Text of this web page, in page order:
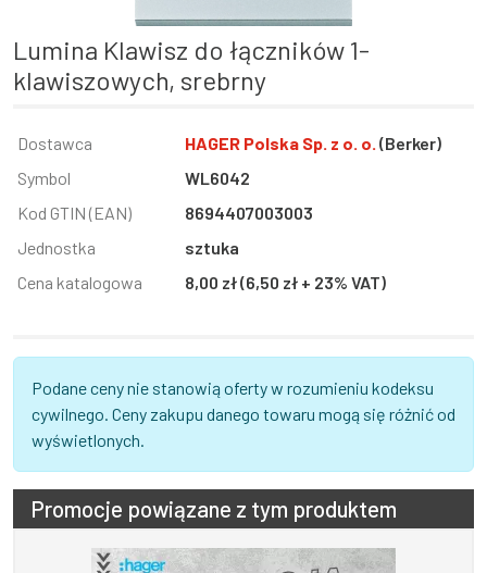
lumina Klawisz do łączników 1-
klawiszowych, srebrny
Informacja
Wartość
Dostawca HAGER Polska Sp. z o. o. (Berker)
Symbol
WL6042
Kod GTIN (EAN)
8694407003003
Jednostka
sztuka
Cena katalogowa
8,00 zł (6,50 zł + 23% VAT)
Podane ceny nie stanowią oferty w rozumieniu kodeksu
cywilnego. Ceny zakupu danego towaru mogą się różnić od
wyświetlonych.
Promocje powiązane z tym produktem